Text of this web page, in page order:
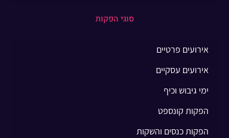
סוגי הפקות
אירועים פרטיים
אירועים עסקיים
ימי גיבוש וכיף
הפקות קונספט
הפקות כנסים והשקות